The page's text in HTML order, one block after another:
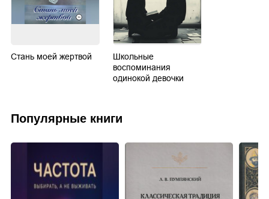
Стань моей жертвой
Школьные
воспоминания
одинокой девочки
Популярные книги